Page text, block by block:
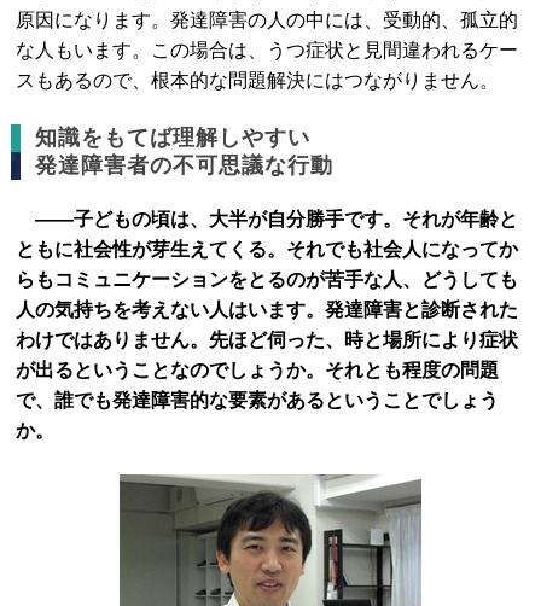
原因になります。発達障害の人の中には、受動的、孤立的
な人もいます。この場合は、うつ症状と見間違われるケー
スもあるので、根本的な問題解決にはつながりません。
知識をもてば理解しやすい
発達障害者の不可思議な行動
――子どもの頃は、大半が自分勝手です。それが年齢と
ともに社会性が芽生えてくる。それでも社会人になってか
らもコミュニケーションをとるのが苦手な人、どうしても
人の気持ちを考えない人はいます。発達障害と診断された
わけではありません。先ほど伺った、時と場所により症状
が出るということなのでしょうか。それとも程度の問題
で、誰でも発達障害的な要素があるということでしょう
か。